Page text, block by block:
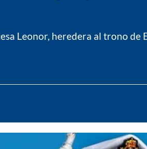
Leonor, heredera al trono de